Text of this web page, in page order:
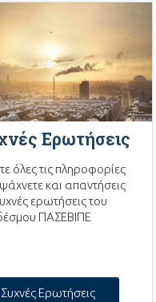
Ερωτήσεις
όλες τις πληροφορίες
και απαντήσεις
ερωτήσεις του
ΠΑΣΕΒΙΠΕ
Συχνές Ερωτήσεις